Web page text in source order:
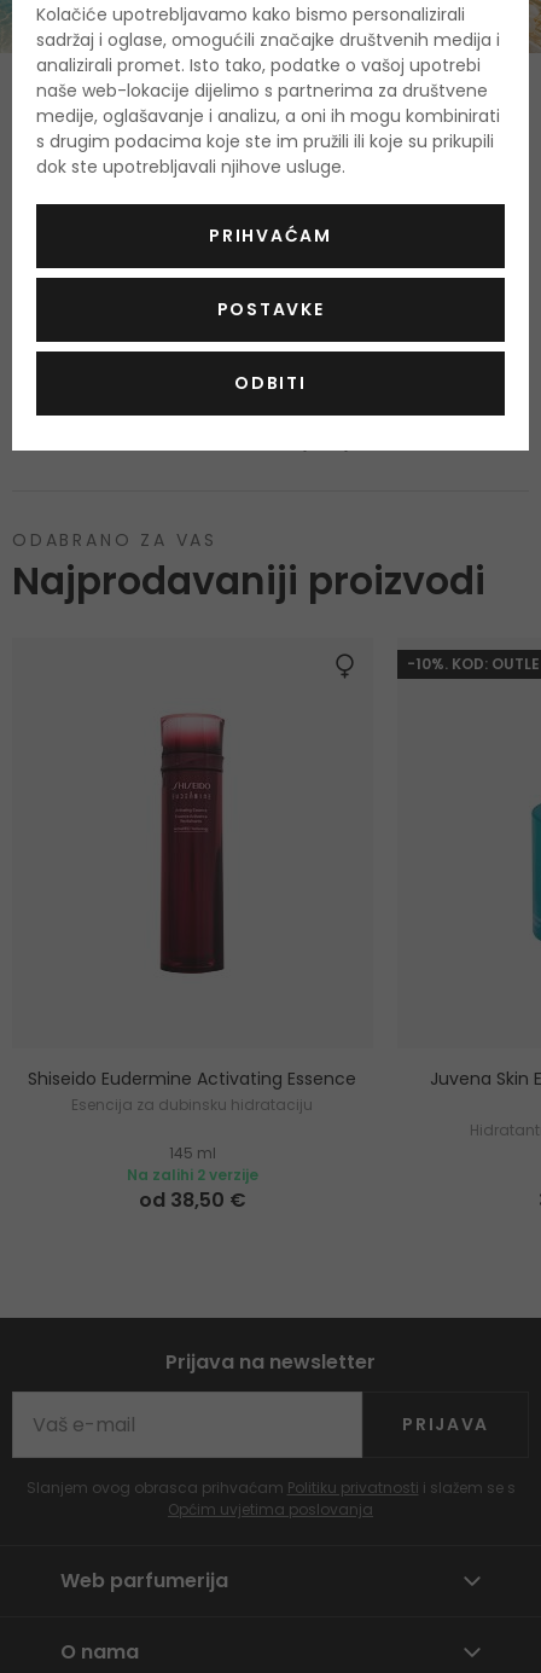
O proizvodu
OPIS OCJENA
Još nema recenzija za ovaj proizvod.
OCIJENITE PROIZVOD
OSTALE INFORMACIJE
ODABRANO ZA VAS
Najprodavaniji proizvodi
Shiseido Eudermine Activating Essence
Esencija za dubinsku hidrataciju
145 ml
Na zalihi 2 verzije
od 38,50 €
-10%. KOD:
Juvena Skin
Prijava na newsletter
PRIJAVA
Slanjem ovog obrasca prihvaćam Politiku privatnosti i slažem se s
Općim uvjetima poslovanja
Web parfumerija
O nama
Kolačiće upotrebljavamo kako bismo personalizirali
sadržaj i oglase, omogućili značajke društvenih medija i
analizirali promet. Isto tako, podatke o vašoj upotrebi
naše web-lokacije dijelimo s partnerima za društvene
medije, oglašavanje i analizu, a oni ih mogu kombinirati
s drugim podacima koje ste im pružili ili koje su prikupili
dok ste upotrebljavali njihove usluge.
PRIHVAĆAM
POSTAVKE
ODBITI